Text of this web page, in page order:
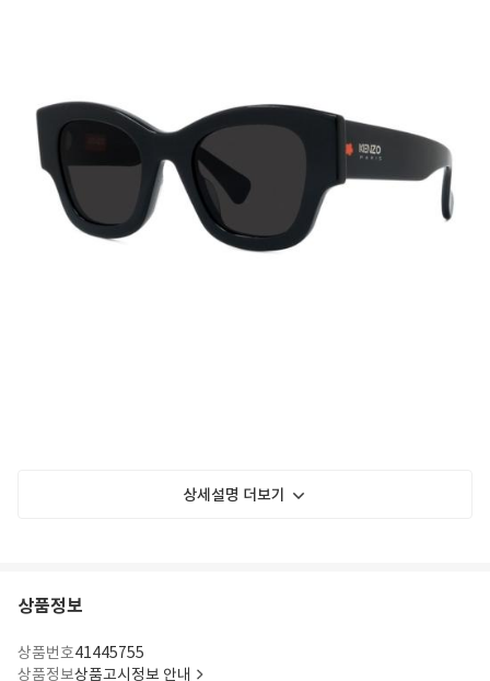
상세설명 더보기
상품정보
상품번호41445755
상품정보상품고시정보 안내